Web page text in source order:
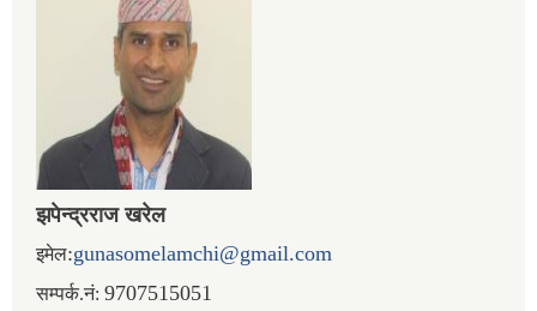
झपेन्द्रराज खरेल
इमेल:gunasomelamchi@gmail.com
सम्पर्क.नं: 9707515051